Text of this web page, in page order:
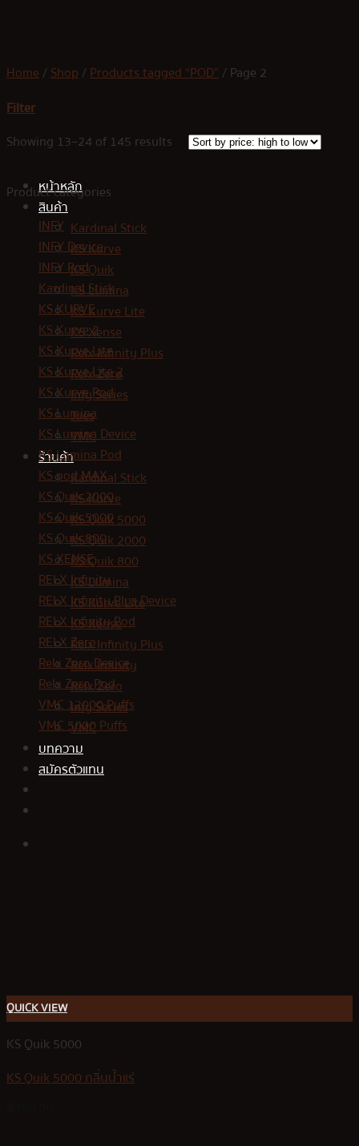
หน้าหลัก
สินค้า
Kardinal Stick
KS Kurve
KS Quik
KS Lumina
KS Kurve Lite
KS Xense
Relx Infinity Plus
Relx Zero
Infy Series
Jues
VMC
ร้านค้า
Kardinal Stick
KS Kurve
KS Quik 5000
KS Quik 2000
KS Quik 800
KS Lumina
KS Kurve Lite
KS Xense
Relx Infinity Plus
Relx Infinity
Relx Zero
Infy Series
VMC
บทความ
สมัครตัวแทน
Home/Shop/Products tagged “POD”/ Page 2
Filter
Showing 13–24 of 145 results
Product categories
INFY
INFY Device
INFY Pod
Kardinal Stick
KS KURVE
KS Kurve 2
KS Kurve Lite
KS Kurve Lite 2
KS Kurve Pod
KS Lumina
KS Lumina Device
KS Lumina Pod
KS pod MAX
KS Quik 2000
KS Quik 5000
KS Quik 800
KS XENSE
RELX Infinity
RELX Infinity Plus Device
RELX Infinity Pod
RELX Zero
Relx Zero Device
Relx Zero Pod
VMC 12000 Puffs
VMC 5000 Puffs
QUICK VIEW
KS Quik 5000
KS Quik 5000 กลิ่นน้ำแร่